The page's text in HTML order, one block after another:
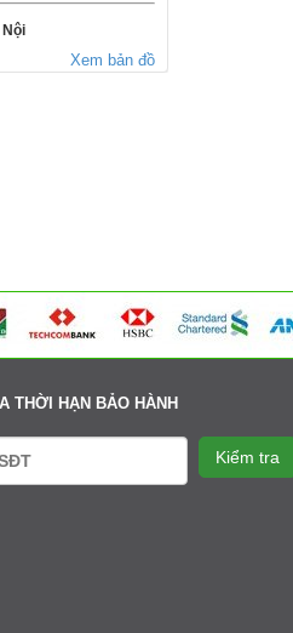
Xem bản đồ
Xem bản đồ
THỜI HẠN BẢO HÀNH